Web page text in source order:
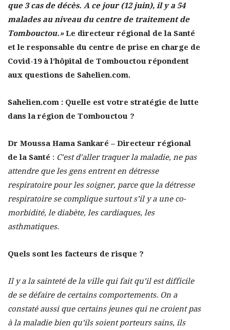
que 3 cas de décès. A ce jour (12 juin), il y a 54
malades au niveau du centre de traitement de
Tombouctou.»Le directeur régional de la Santé
et le responsable du centre de prise en charge de
Covid-19 à l’hôpital de Tombouctou répondent
aux questions de Sahelien.com.
Sahelien.com : Quelle est votre stratégie de lutte
dans la région de Tombouctou ?
Dr Moussa Hama Sankaré – Directeur régional
de la Santé : C’est d’aller traquer la maladie, ne pas
attendre que les gens entrent en détresse
respiratoire pour les soigner, parce que la détresse
respiratoire se complique surtout s’il y a une co-
morbidité, le diabète, les cardiaques, les
asthmatiques.
Quels sont les facteurs de risque ?
Il y a la sainteté de la ville qui fait qu’il est difficile
de se défaire de certains comportements. On a
constaté aussi que certains jeunes qui ne croient pas
à la maladie bien qu’ils soient porteurs sains, ils